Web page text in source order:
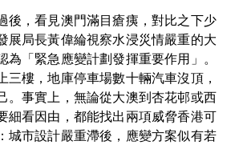
後，看見澳門滿目瘡痍，對比之下少
展局長黃偉綸視察水浸災情嚴重的大
「緊急應變計劃發揮重要作用」。
三樓，地庫停車場數十輛汽車沒頂，
。事實上，無論從大澳到杏花邨或西
細看因由，都能找出兩項威脅香港可
城市設計嚴重滯後，應變方案似有若